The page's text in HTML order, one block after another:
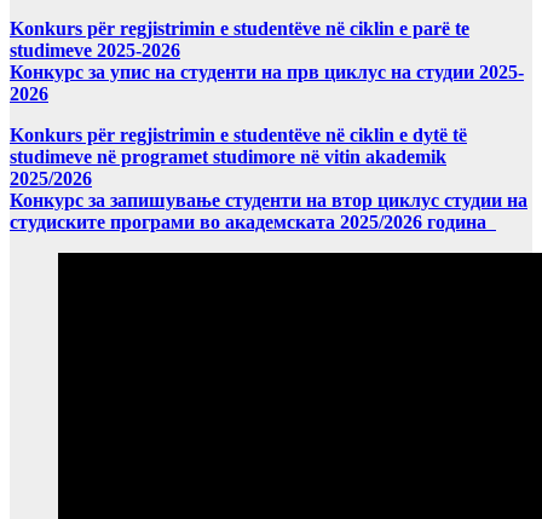
Konkurs për regjistrimin e studentëve në ciklin e parë te
studimeve 2025-2026
Конкурс за упис на студенти на прв циклус на студии 2025-
2026
Konkurs për regjistrimin e studentëve në ciklin e dytë të
studimeve në programet studimore në vitin akademik
2025/2026
Конкурс за запишување студенти на втор циклус студии на
студиските програми во академската 2025/2026 година